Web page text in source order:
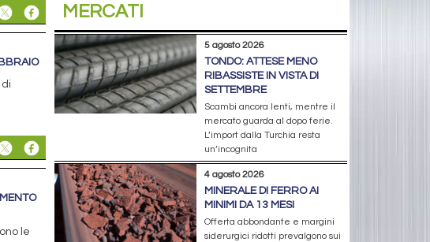
le
MERCATI
5 agosto 2026
TONDO: ATTESE MENO
RIBASSISTE IN VISTA DI
SETTEMBRE
Scambi ancora lenti, mentre il
mercato guarda al dopo ferie.
L’import dalla Turchia resta
un’incognita
4 agosto 2026
MINERALE DI FERRO AI
MINIMI DA 13 MESI
Offerta abbondante e margini
siderurgici ridotti prevalgono sui